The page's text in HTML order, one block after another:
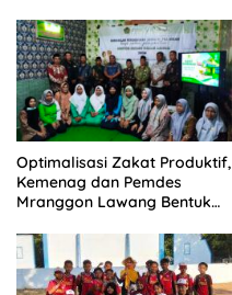
Disabilitas di Dringu
Optimalisasi Zakat Produktif,
Kemenag dan Pemdes
Mranggon Lawang Bentuk
Zakat